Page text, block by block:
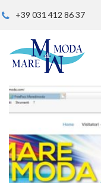
+39 031 412 86 37